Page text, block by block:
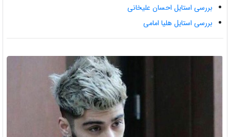
بررسی استایل احسان علیخانی
بررسی استایل هلیا امامی